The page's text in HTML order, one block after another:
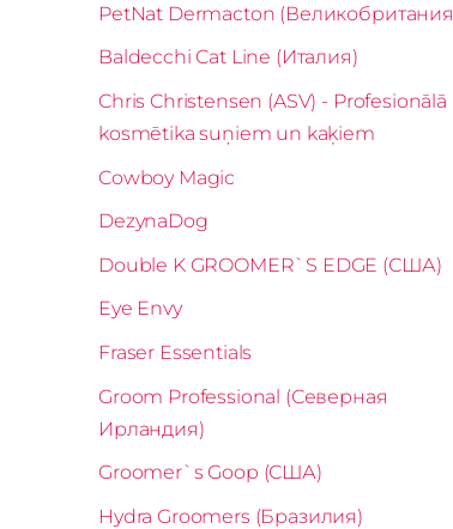
PetNat Dermacton
Baldecchi Cat Line (Италия)
Chris Christensen (ASV) - Profesionālā
kosmētika suņiem un kaķiem
Cowboy Magic
DezynaDog
Double K GROOMER`S EDGE (США)
Eye Envy
Fraser Essentials
Groom Professional (Северная
Ирландия)
Groomer`s Goop (США)
Hydra Groomers (Бразилия)